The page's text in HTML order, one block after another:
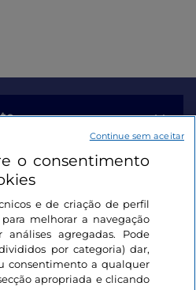
o consentimento
e de criação de perfil
melhorar a navegação
agregadas. Pode
por categoria) dar,
consentimento a qualquer
apropriada e clicando
Continue sem aceitar